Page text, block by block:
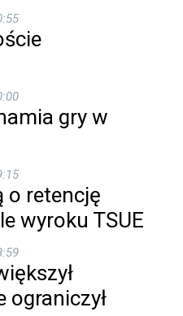
gry w
o retencję
wyroku TSUE
ograniczył